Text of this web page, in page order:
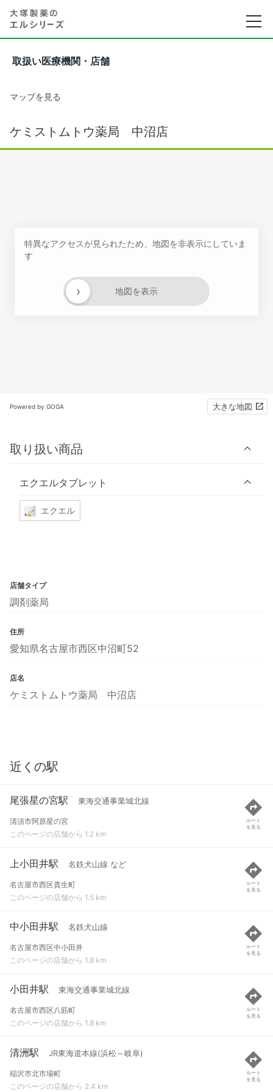
取扱い医療機関・店舗
マップを見る
ケミストムトウ薬局 中沼店
特異なアクセスが見られたため、地図を非表示にしていま
す
地図を表示
›
Powered by GOGA 大きな地図
取り扱い商品
エクエルタブレット
エクエル
店舗タイプ
調剤薬局
住所
愛知県名古屋市西区中沼町52
店名
ケミストムトウ薬局 中沼店
近くの駅
尾張星の宮駅 東海交通事業城北線
清須市阿原星の宮
このページの店舗から 1.2 km
ルート
を見る
上小田井駅 名鉄犬山線 など
名古屋市西区貴生町
このページの店舗から 1.5 km
ルート
を見る
中小田井駅 名鉄犬山線
名古屋市西区中小田井
このページの店舗から 1.8 km
ルート
を見る
小田井駅 東海交通事業城北線
名古屋市西区八筋町
このページの店舗から 1.8 km
ルート
を見る
清洲駅 JR東海道本線(浜松～岐阜)
稲沢市北市場町
このページの店舗から 2.4 km
ルート
を見る